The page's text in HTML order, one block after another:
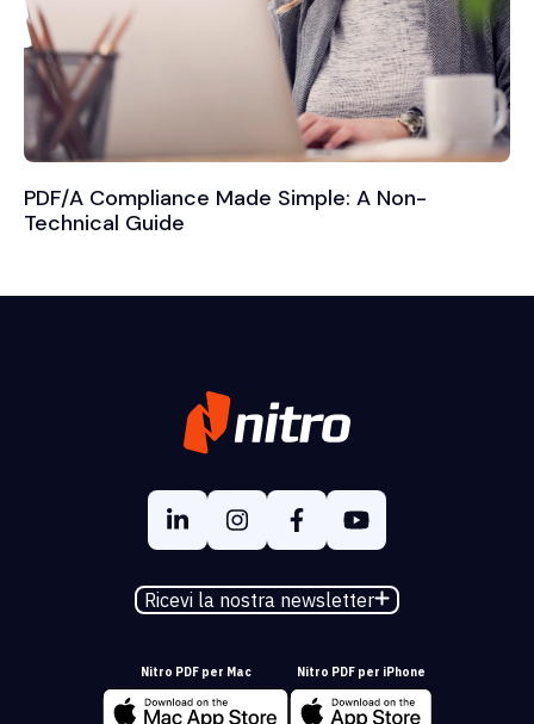
PDF/A Compliance Made Simple: A Non-
Technical Guide
Ricevi la nostra newsletter
Nitro PDF per Mac Nitro PDF per iPhone